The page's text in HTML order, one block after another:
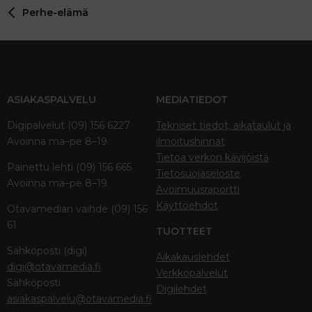
Perhe-elämä
ASIAKASPALVELU
Digipalvelut (09) 156 6227
Avoinna ma–pe 8–19
Painettu lehti (09) 156 665
Avoinna ma–pe 8–19
Otavamedian vaihde (09) 156
61
Sähköposti (digi)
digi@otavamedia.fi
Sähköposti
asiakaspalvelu@otavamedia.fi
MEDIATIEDOT
Tekniset tiedot, aikataulut ja
ilmoitushinnat
Tietoa verkon kävijöistä
Tietosuojaseloste
Avoimuusraportti
Käyttöehdot
TUOTTEET
Aikakauslehdet
Verkkopalvelut
Digilehdet